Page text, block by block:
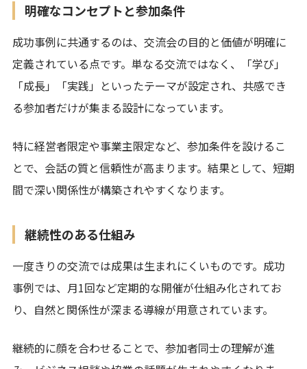
明確なコンセプトと参加条件
成功事例に共通するのは、交流会の目的と価値が明確に
定義されている点です。単なる交流ではなく、「学び」
「成長」「実践」といったテーマが設定され、共感でき
る参加者だけが集まる設計になっています。
特に経営者限定や事業主限定など、参加条件を設けるこ
とで、会話の質と信頼性が高まります。結果として、短期
間で深い関係性が構築されやすくなります。
継続性のある仕組み
一度きりの交流では成果は生まれにくいものです。成功
事例では、月1回など定期的な開催が仕組み化されてお
り、自然と関係性が深まる導線が用意されています。
継続的に顔を合わせることで、参加者同士の理解が進